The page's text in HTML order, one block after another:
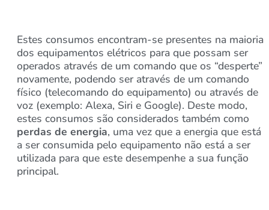
Estes consumos encontram-se presentes na maioria
dos equipamentos elétricos para que possam ser
operados através de um comando que os “desperte”
novamente, podendo ser através de um comando
físico (telecomando do equipamento) ou através de
voz (exemplo: Alexa, Siri e Google). Deste modo,
estes consumos são considerados também como
perdas de energia, uma vez que a energia que está
a ser consumida pelo equipamento não está a ser
utilizada para que este desempenhe a sua função
principal.